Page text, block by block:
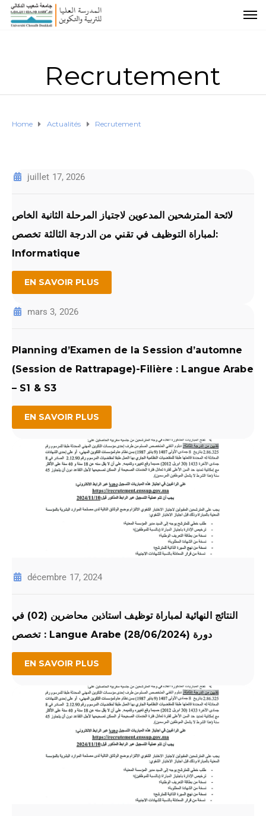
Recrutement
Home Actualités Recrutement
juillet 17, 2026
لائحة المترشحين المدعوين لاجتياز المرحلة الثانية الخاص
لمباراة التوظيف في تقني من الدرجة الثالثة تخصص:
Informatique
EN SAVOIR PLUS
mars 3, 2026
Planning d’Examen de la Session d’automne
(Session de Rattrapage)-Filière : Langue Arabe
– S1 & S3
EN SAVOIR PLUS
décembre 17, 2024
النتائج النهائية لمباراة توظيف استاذين محاضرين (02) في
تخصص : Langue Arabe دورة (28/06/2024)
EN SAVOIR PLUS